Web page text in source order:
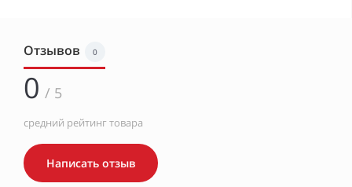
Отзывов 0
0 / 5
средний рейтинг товара
Написать отзыв